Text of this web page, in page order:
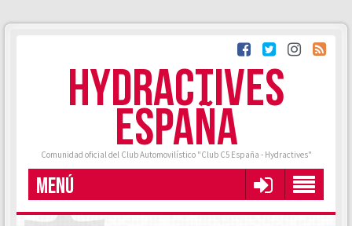
HYDRACTIVES
ESPAÑA
Comunidad oficial del Club Automovilístico "Club C5 España - Hydractives"
MENÚ